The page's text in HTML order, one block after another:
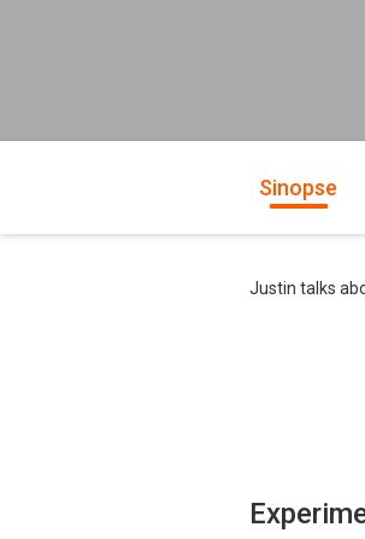
Sinopse
Justin talks